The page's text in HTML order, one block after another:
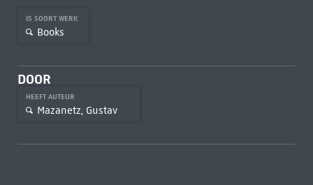
IS SOORT WERK
Books
DOOR
HEEFT AUTEUR
Mazanetz, Gustav